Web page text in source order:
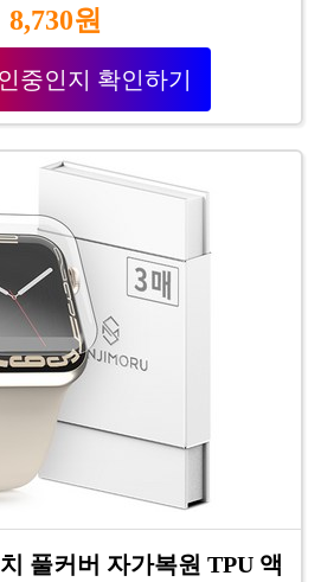
8,730원
중인지 확인하기
풀커버 자가복원 TPU 액